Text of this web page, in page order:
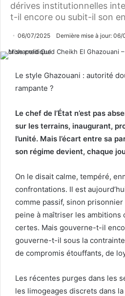
dérives institutionnelles
t-il encore ou subit-il son
06/07/2025 Dernière mise à jour:
Le style Ghazouani : autorité
rampante ?
Le chef de l’État n’est pas
sur les terrains, inaugurant,
l’unité. Mais l’écart entre sa
son régime devient, chaque
On le disait calme, tempéré,
confrontations. Il est
comme passif, sinon prisonnier
peine à maîtriser les ambitions
certes. Mais gouverne-t-il
gouverne-t-il sous la
de compromis étouffants, de
Les récentes purges dans les
les limogeages discrets dans